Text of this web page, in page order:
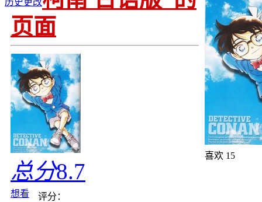
喜欢 15
页面
总分8.7
想看
评分：